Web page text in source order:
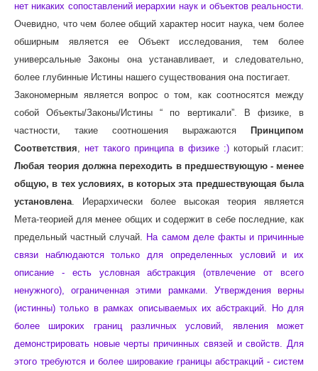
нет никаких сопоставлений иерархии наук и объектов реальности.
Очевидно, что чем более общий характер носит наука, чем более
обширным является ее Объект исследования, тем более
универсальные Законы она устанавливает, и следовательно,
более глубинные Истины нашего существования она постигает.
Закономерным является вопрос о том, как соотносятся между
собой Объекты/Законы/Истины “ по вертикали”. В физике, в
частности, такие соотношения выражаются
Принципом
Соответствия ,нет такого принципа в физике :)который гласит:
Любая теория должна переходить в предшествующую - менее
общую, в тех условиях, в которых эта предшествующая была
установлена . Иерархически более высокая теория является
Мета-теорией для менее общих и содержит в себе последние, как
предельный частный случай.
На самом деле факты и причинные
связи наблюдаются только для определенных условий и их
описание - есть условная абстракция (отвлечение от всего
ненужного), ограниченная этими рамками. Утверждения верны
(истинны) только в рамках описываемых их абстракций. Но для
более широких границ различных условий, явления может
демонстрировать новые черты причинных связей и свойств. Для
этого требуются и более шировакие границы абстракций - систем